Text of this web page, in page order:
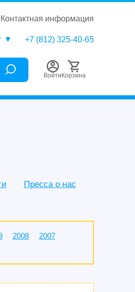
контактная информация
+7 (812) 325-40-65
номер (Артикул),
Войти Корзина
Пресса о нас
2008
2007